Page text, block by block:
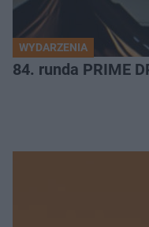
WYDARZENIA
84. runda PRIME